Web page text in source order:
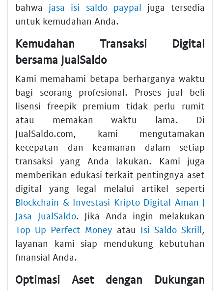
bahwa jasa isi saldo paypal juga tersedia
untuk kemudahan Anda.
Kemudahan Transaksi Digital
bersama JualSaldo
Kami memahami betapa berharganya waktu
bagi seorang profesional. Proses jual beli
lisensi freepik premium tidak perlu rumit
atau memakan waktu lama. Di
JualSaldo.com, kami mengutamakan
kecepatan dan keamanan dalam setiap
transaksi yang Anda lakukan. Kami juga
memberikan edukasi terkait pentingnya aset
digital yang legal melalui artikel seperti
Blockchain & Investasi Kripto Digital Aman |
Jasa JualSaldo. Jika Anda ingin melakukan
Top Up Perfect Money atau Isi Saldo Skrill,
layanan kami siap mendukung kebutuhan
finansial Anda.
Optimasi Aset dengan Dukungan